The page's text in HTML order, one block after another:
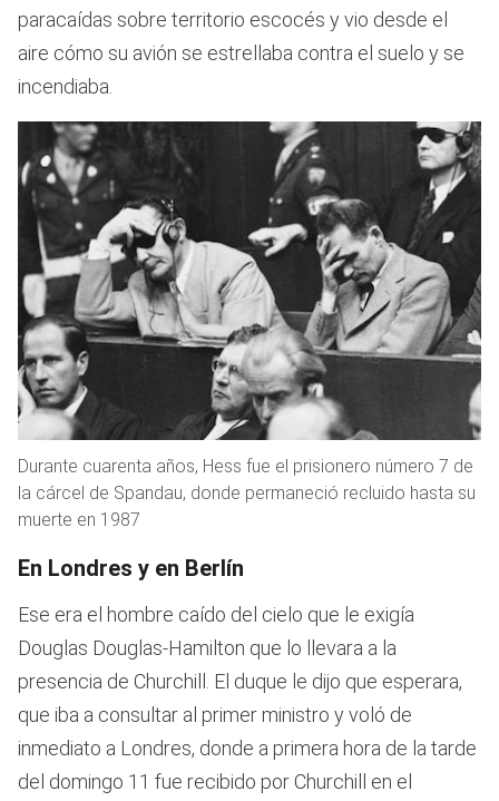
paracaídas sobre territorio escocés y vio desde el
aire cómo su avión se estrellaba contra el suelo y se
incendiaba.
Durante cuarenta años, Hess fue el prisionero número 7 de
la cárcel de Spandau, donde permaneció recluido hasta su
muerte en 1987
En Londres y en Berlín
Ese era el hombre caído del cielo que le exigía
Douglas Douglas-Hamilton que lo llevara a la
presencia de Churchill. El duque le dijo que esperara,
que iba a consultar al primer ministro y voló de
inmediato a Londres, donde a primera hora de la tarde
del domingo 11 fue recibido por Churchill en el